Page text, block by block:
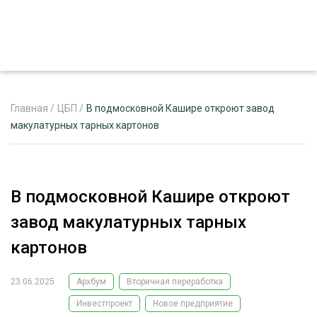
РЕКЛАМОДАТЕЛЯМ
ЛЕСНОЕ ХОЗЯЙСТВО
ЛЕСОЗАГОТОВКА
ЭКСПЕРТНОЕ МНЕНИЕ
Главная / ЦБП / В подмосковной Кашире откроют завод
макулатурных тарных картонов
В подмосковной Кашире откроют
завод макулатурных тарных
картонов
23.06.2025 Архбум Вторичная переработка
Инвестпроект Новое предприятие